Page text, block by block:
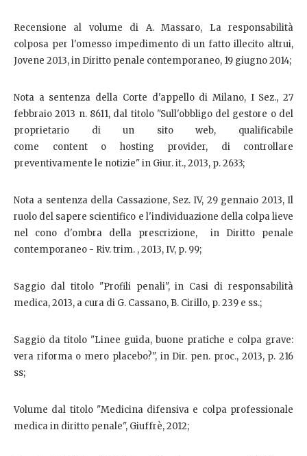
Recensione al volume di A. Massaro, La responsabilità
colposa per l'omesso impedimento di un fatto illecito altrui,
Jovene 2013, in Diritto penale contemporaneo, 19 giugno 2014;
Nota a sentenza della Corte d'appello di Milano, I Sez., 27
febbraio 2013 n. 8611, dal titolo "Sull'obbligo del gestore o del
proprietario di un sito web, qualificabile
come content o hosting provider, di controllare
preventivamente le notizie" in Giur. it., 2013, p. 2633;
Nota a sentenza della Cassazione, Sez. IV, 29 gennaio 2013, Il
ruolo del sapere scientifico e l'individuazione della colpa lieve
nel cono d'ombra della prescrizione, in Diritto penale
contemporaneo - Riv. trim. , 2013, IV, p. 99;
Saggio dal titolo "Profili penali", in Casi di responsabilità
medica, 2013, a cura di G. Cassano, B. Cirillo, p. 239 e ss.;
Saggio da titolo "Linee guida, buone pratiche e colpa grave:
vera riforma o mero placebo?", in Dir. pen. proc., 2013, p. 216
ss;
Volume dal titolo "Medicina difensiva e colpa professionale
medica in diritto penale", Giuffrè, 2012;